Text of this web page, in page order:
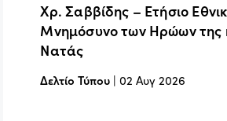
Χρ. Σαββίδης – Ετήσιο
Μνημόσυνο των Ηρώων της
Νατάς
Δελτίο Τύπου |02 Αυγ 2026